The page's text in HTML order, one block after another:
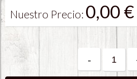
Nuestro Precio: 0,00 €
-